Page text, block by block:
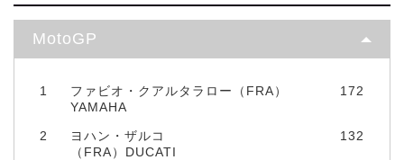
MotoGP
1
ファビオ・クアルタラロー（FRA）
YAMAHA
172
2
ヨハン・ザルコ
（FRA）DUCATI
132